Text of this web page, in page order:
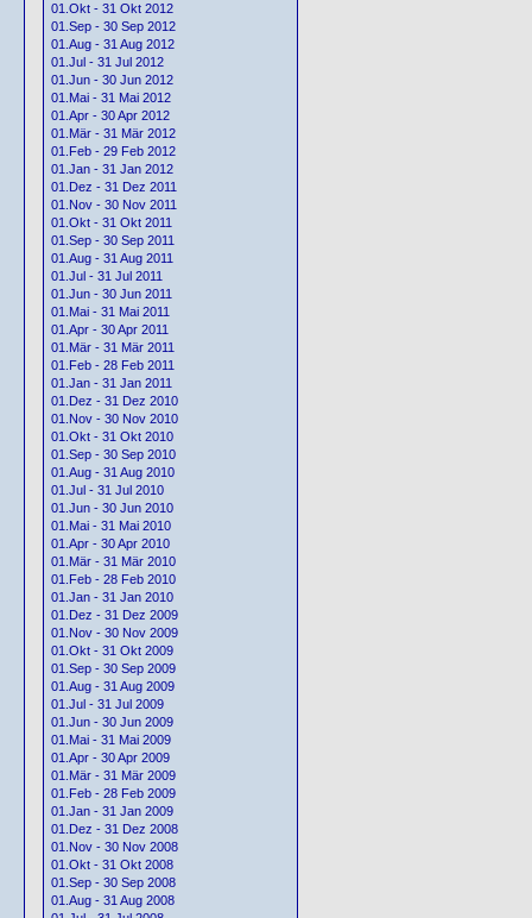
01.Okt - 31 Okt 2012
01.Sep - 30 Sep 2012
01.Aug - 31 Aug 2012
01.Jul - 31 Jul 2012
01.Jun - 30 Jun 2012
01.Mai - 31 Mai 2012
01.Apr - 30 Apr 2012
01.Mär - 31 Mär 2012
01.Feb - 29 Feb 2012
01.Jan - 31 Jan 2012
01.Dez - 31 Dez 2011
01.Nov - 30 Nov 2011
01.Okt - 31 Okt 2011
01.Sep - 30 Sep 2011
01.Aug - 31 Aug 2011
01.Jul - 31 Jul 2011
01.Jun - 30 Jun 2011
01.Mai - 31 Mai 2011
01.Apr - 30 Apr 2011
01.Mär - 31 Mär 2011
01.Feb - 28 Feb 2011
01.Jan - 31 Jan 2011
01.Dez - 31 Dez 2010
01.Nov - 30 Nov 2010
01.Okt - 31 Okt 2010
01.Sep - 30 Sep 2010
01.Aug - 31 Aug 2010
01.Jul - 31 Jul 2010
01.Jun - 30 Jun 2010
01.Mai - 31 Mai 2010
01.Apr - 30 Apr 2010
01.Mär - 31 Mär 2010
01.Feb - 28 Feb 2010
01.Jan - 31 Jan 2010
01.Dez - 31 Dez 2009
01.Nov - 30 Nov 2009
01.Okt - 31 Okt 2009
01.Sep - 30 Sep 2009
01.Aug - 31 Aug 2009
01.Jul - 31 Jul 2009
01.Jun - 30 Jun 2009
01.Mai - 31 Mai 2009
01.Apr - 30 Apr 2009
01.Mär - 31 Mär 2009
01.Feb - 28 Feb 2009
01.Jan - 31 Jan 2009
01.Dez - 31 Dez 2008
01.Nov - 30 Nov 2008
01.Okt - 31 Okt 2008
01.Sep - 30 Sep 2008
01.Aug - 31 Aug 2008